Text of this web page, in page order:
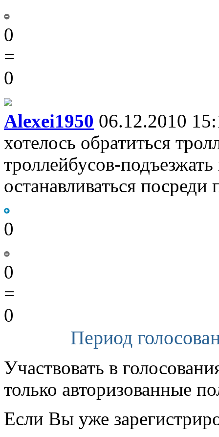
0
=
0
Alexei1950 06.12.2010
хотелось обратиться
троллейбусов-
останавливаться
0
0
=
0
Период
Участвовать в
только авторизованные
Если Вы уже